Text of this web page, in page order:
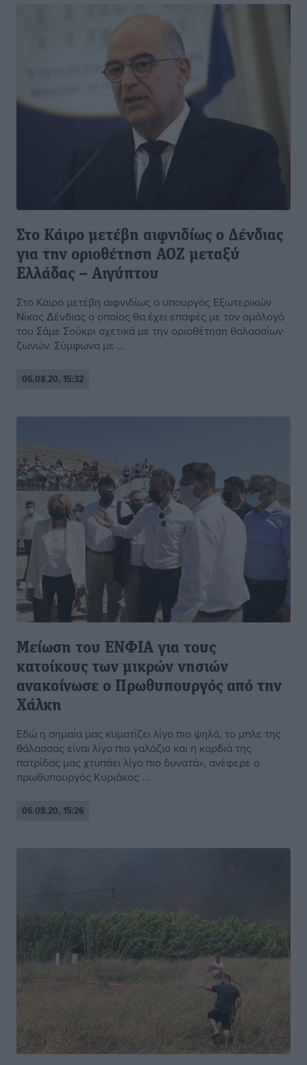
Στο Κάιρο μετέβη αιφνιδίως ο Δένδιας
για την οριοθέτηση ΑΟΖ μεταξύ
Ελλάδας – Αιγύπτου
Στο Κάιρο μετέβη αιφνιδίως ο υπουργός Εξωτερικών
Νίκος Δένδιας ο οποίος θα έχει επαφές με τον ομόλογό
του Σάμε Σούκρι σχετικά με την οριοθέτηση θαλασσίων
ζωνών. Σύμφωνα με ...
06.08.20, 15:32
Μείωση του ΕΝΦΙΑ για τους
κατοίκους των μικρών νησιών
ανακοίνωσε ο Πρωθυπουργός από την
Χάλκη
Εδώ η σημαία μας κυματίζει λίγο πιο ψηλά, το μπλε της
θάλασσας είναι λίγο πιο γαλάζιο και η καρδιά της
πατρίδας μας χτυπάει λίγο πιο δυνατά», ανέφερε ο
πρωθυπουργός Κυριάκος ...
06.08.20, 15:26